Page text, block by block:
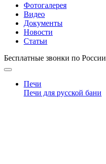
Фотогалерея
Видео
Документы
Новости
Статьи
Бесплатные звонки по России
Печи
Печи для русской бани